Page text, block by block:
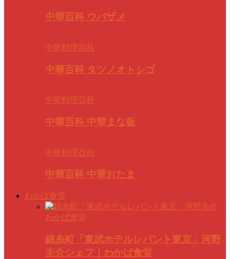
中華百科 ウバザメ
中華料理百科
中華百科 タツノオトシゴ
中華料理百科
中華百科 中華まな板
中華料理百科
中華百科 中華おたま
わかば食堂
わかば食堂
錦糸町「東武ホテルレバント東京」河野
圭介シェフ｜わかば食堂